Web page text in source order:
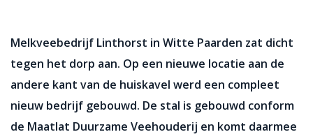
Melkveebedrijf Linthorst in Witte Paarden zat dicht
tegen het dorp aan. Op een nieuwe locatie aan de
andere kant van de huiskavel werd een compleet
nieuw bedrijf gebouwd. De stal is gebouwd conform
de Maatlat Duurzame Veehouderij en komt daarmee